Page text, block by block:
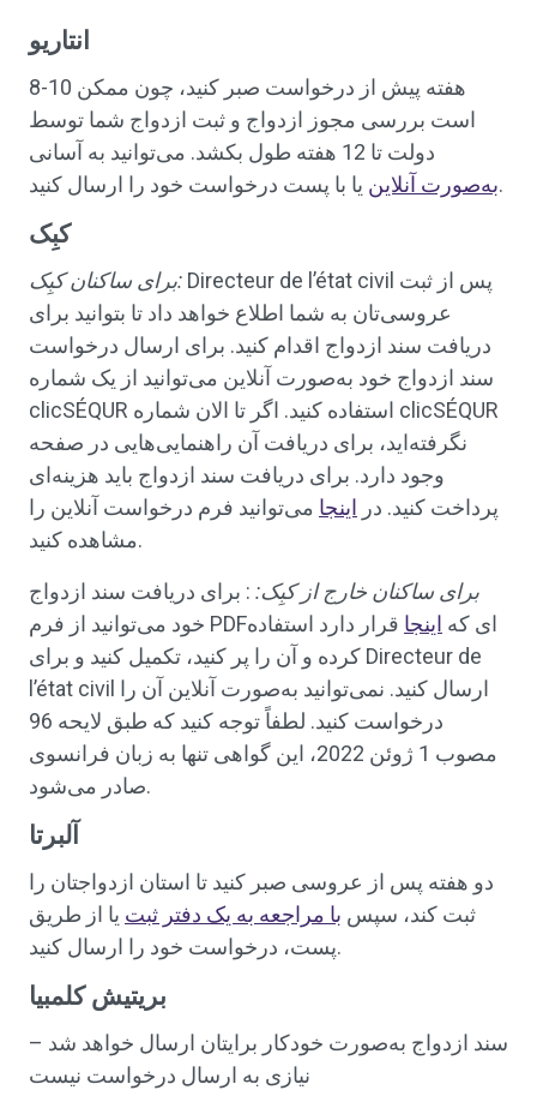
انتاریو
8-10 هفته پیش از درخواست صبر کنید، چون ممکن
است بررسی مجوز ازدواج و ثبت ازدواج شما توسط
دولت تا 12 هفته طول بکشد. می‌توانید به آسانی
به‌صورت آنلاینیا با پست درخواست خود را ارسال کنید.
کبِک
برای ساکنان کبِک: Directeur de l’état civil پس از ثبت
عروسی‌تان به شما اطلاع خواهد داد تا بتوانید برای
دریافت سند ازدواج اقدام کنید. برای ارسال درخواست
سند ازدواج خود به‌صورت آنلاین می‌توانید از یک شماره
clicSÉQUR استفاده کنید. اگر تا الان شماره clicSÉQUR
نگرفته‌اید، برای دریافت آن راهنمایی‌هایی در صفحه
وجود دارد. برای دریافت سند ازدواج باید هزینه‌ای
پرداخت کنید. در اینجا می‌توانید فرم درخواست آنلاین را
مشاهده کنید.
برای ساکنان خارج از کبِک: : برای دریافت سند ازدواج
خود می‌توانید از فرم PDFای که اینجا قرار دارد استفاده
کرده و آن را پر کنید، تکمیل کنید و برای Directeur de
l’état civil ارسال کنید. نمی‌توانید به‌صورت آنلاین آن را
درخواست کنید. لطفاً توجه کنید که طبق لایحه 96
مصوب 1 ژوئن 2022، این گواهی تنها به زبان فرانسوی
صادر می‌شود.
آلبرتا
دو هفته پس از عروسی صبر کنید تا استان ازدواجتان را
ثبت کند، سپس با مراجعه به یک دفتر ثبت یا از طریق
پست، درخواست خود را ارسال کنید.
بریتیش کلمبیا
سند ازدواج به‌صورت خودکار برایتان ارسال خواهد شد –
نیازی به ارسال درخواست نیست